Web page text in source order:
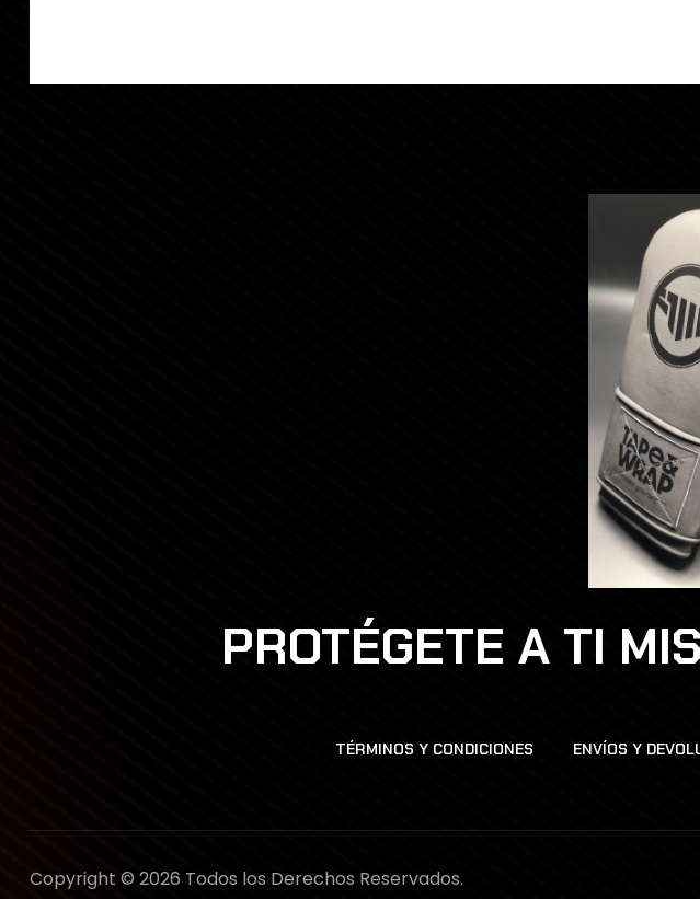
PROTÉGETE A TI
TÉRMINOS Y CONDICIONES ENVÍOS Y
Copyright © 2026 Todos los Derechos Reservados.